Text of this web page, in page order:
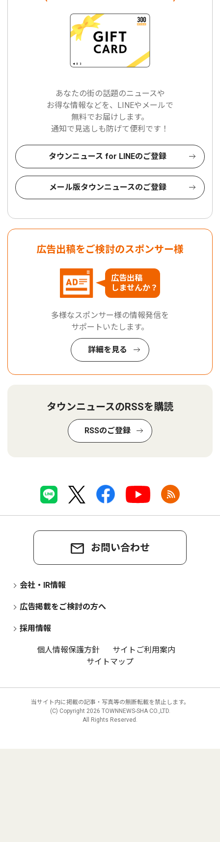
あなたの街の話題のニュースや
お得な情報などを、LINEやメールで
無料でお届けします。
通知で見逃しも防げて便利です！
タウンニュース for LINEのご登録
メール版タウンニュースのご登録
広告出稿をご検討のスポンサー様
広告出稿
しませんか？
多様なスポンサー様の情報発信を
サポートいたします。
詳細を見る
タウンニュースのRSSを購読
RSSのご登録
お問い合わせ
会社・IR情報
広告掲載をご検討の方へ
採用情報
個人情報保護方針
サイトご利用案内
サイトマップ
当サイト内に掲載の記事・写真等の無断転載を禁止します。
(C) Copyright 2026 TOWNNEWS-SHA CO.,LTD.
All Rights Reserved.